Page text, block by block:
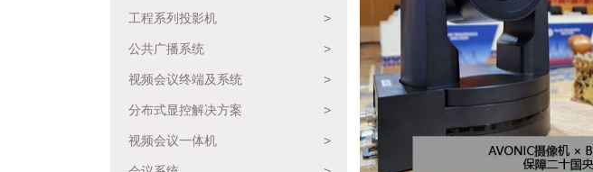
工程系列投影机 >
公共广播系统 >
视频会议终端及系统 >
分布式显控解决方案 >
视频会议一体机 >